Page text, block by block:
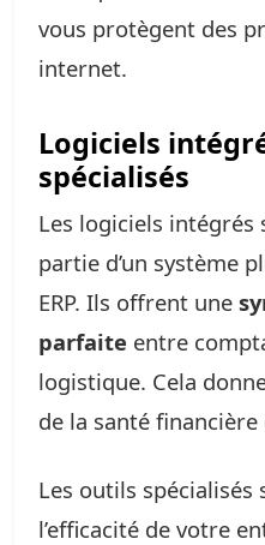
vous protègent des
internet.
Logiciels
spécialisés
Les logiciels intégrés
partie d’un système
ERP. Ils offrent une
parfaite entre
logistique. Cela
de la santé
Les outils
l’efficacité de votre